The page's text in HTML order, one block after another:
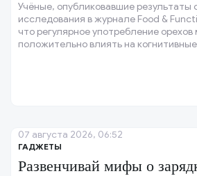
Учёные, опубликовавшие результаты
исследования в журнале Food &
что регулярное употребление
положительно влиять на
ГАДЖЕТЫ
Развенчивай мифы о
07 августа 2026, 06:52